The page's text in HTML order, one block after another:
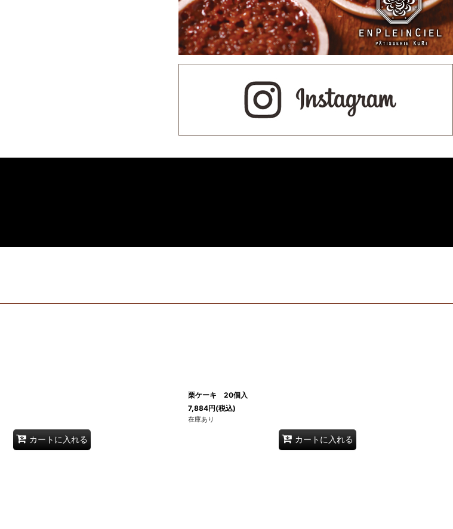
カートに入れる
栗ケーキ 20個入
7,884円(税込)
在庫あり
カートに入れる